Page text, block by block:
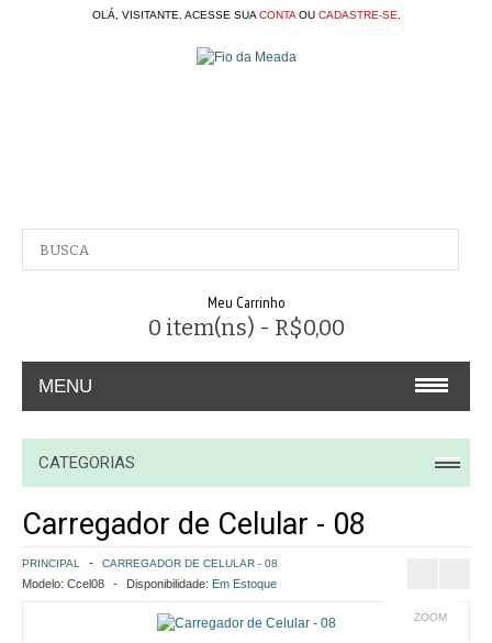
OLÁ, VISITANTE. ACESSE SUA CONTAOU CADASTRE-SE
Meu Carrinho
0 item(ns) - R$0,00
MENU
A EMPRESA
CONTATO
COMO COMPRAR
POLÍTICA DE FRETE GRÁTIS
SIMULAR FRETE
CATEGORIAS
Carregador de Celular - 08
PRINCIPAL CARREGADOR DE CELULAR - 08
Modelo: Ccel08 Disponibilidade: Em Estoque
ZOOM